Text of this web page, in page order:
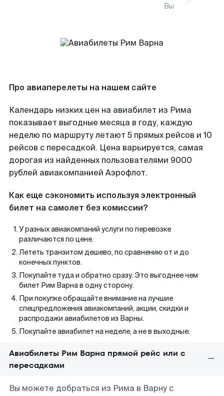
Вы
Про авиаперелеты на нашем сайте
Календарь низких цен на авиабилет из Рима
показывает выгодные месяца в году, каждую
неделю по маршруту летают 5 прямых рейсов и 10
рейсов с пересадкой. Цена варьируется, самая
дорогая из найденных пользователями 9000
рублей авиакомпанией Аэрофлот.
Как еще сэкономить используя электронный
билет на самолет без комиссии?
У разных авиакомпаний услуги по перевозке
различаются по цене.
Лететь транзитом дешево, по сравнению от и до
конечных пунктов.
Покупайте туда и обратно сразу. Это выгоднее чем
билет Рим Варна в одну сторону.
При покупке обращайте внимание на лучшие
спецпредложения авиакомпаний, акции, скидки и
распродажи авиабилетов из Варны.
Покупайте авиабилет на неделе, а не в выходные.
Авиабилеты Рим Варна прямой рейс или с
пересадками
Вы можете добраться из Рима в Варну с